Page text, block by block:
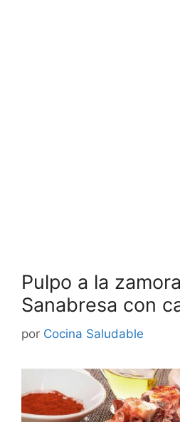
Pulpo a la
Sanabresa con
por Cocina Saludable